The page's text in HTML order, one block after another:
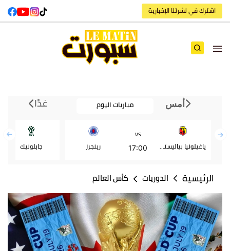
اشترك في نشرتنا الإخبارية
أمس مباريات اليوم غدًا
ياغيلونيا بياليستوك
VS
17:00 رينجرز جابلونيك
الرئيسية الدوريات كأس العالم